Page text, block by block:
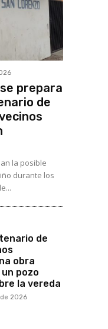
prepara
de
la posible
durante los
de
obra
pozo
la vereda
2026